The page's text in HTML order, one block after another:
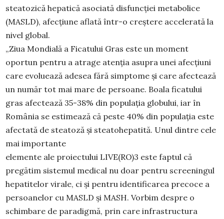
steatozică hepatică asociată disfuncției metabolice
(MASLD), afecțiune aflată într-o creștere accelerată la
nivel global.
„Ziua Mondială a Ficatului Gras este un moment
oportun pentru a atrage atenția asupra unei afecțiuni
care evoluează adesea fără simptome și care afectează
un număr tot mai mare de persoane. Boala ficatului
gras afectează 35-38% din populația globului, iar în
România se estimează că peste 40% din populația este
afectată de steatoză și steatohepatită. Unul dintre cele
mai importante
elemente ale proiectului LIVE(RO)3 este faptul că
pregătim sistemul medical nu doar pentru screeningul
hepatitelor virale, ci și pentru identificarea precoce a
persoanelor cu MASLD și MASH. Vorbim despre o
schimbare de paradigmă, prin care infrastructura